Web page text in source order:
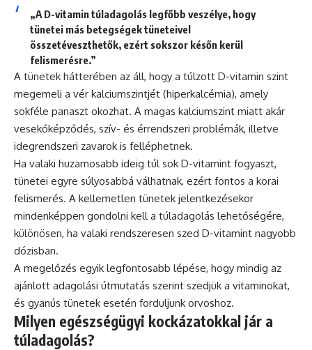
„A D-vitamin túladagolás legfőbb veszélye, hogy
tünetei más betegségek tüneteivel
összetéveszthetők, ezért sokszor későn kerül
felismerésre.”
A tünetek hátterében az áll, hogy a túlzott D-vitamin szint
megemeli a vér kalciumszintjét (hiperkalcémia), amely
sokféle panaszt okozhat. A magas kalciumszint miatt akár
vesekőképződés, szív- és érrendszeri problémák, illetve
idegrendszeri zavarok is felléphetnek.
Ha valaki huzamosabb ideig túl sok D-vitamint fogyaszt,
tünetei egyre súlyosabbá válhatnak, ezért fontos a korai
felismerés. A kellemetlen tünetek jelentkezésekor
mindenképpen gondolni kell a túladagolás lehetőségére,
különösen, ha valaki rendszeresen szed D-vitamint nagyobb
dózisban.
A megelőzés egyik legfontosabb lépése, hogy mindig az
ajánlott adagolási útmutatás szerint szedjük a vitaminokat,
és gyanús tünetek esetén forduljunk orvoshoz.
Milyen egészségügyi kockázatokkal jár a
túladagolás?